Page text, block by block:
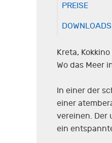
PREISE
Kreta,
Wo das Meer
In einer der
einer
vereinen. Der
ein